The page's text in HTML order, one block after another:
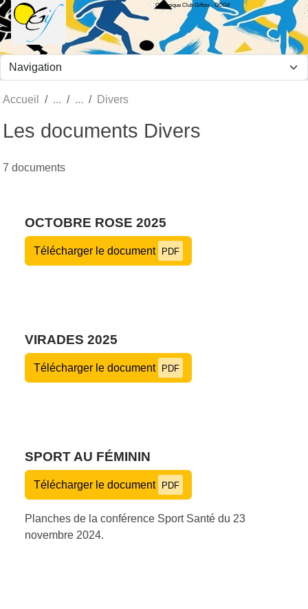
Olympique Club Giffois - OCGif
Accueil Divers
Les documents Divers
7 documents
OCTOBRE ROSE 2025
Télécharger le document PDF
VIRADES 2025
Télécharger le document PDF
SPORT AU FÉMININ
Télécharger le document PDF
Planches de la conférence Sport Santé du 23
novembre 2024.
Panneau de gestion des cookies